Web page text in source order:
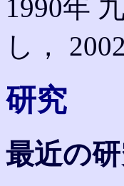
1990年
し，
研究
最近の